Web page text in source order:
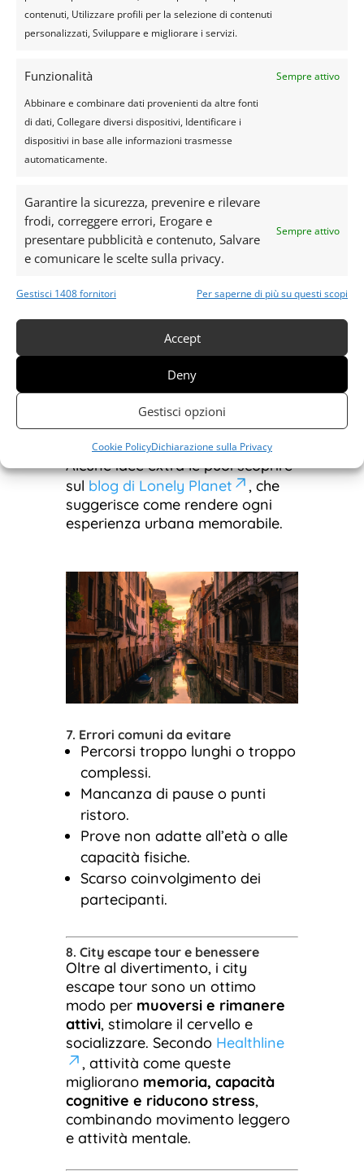
contenuti, Utilizzare profili per la selezione di contenuti
personalizzati, Sviluppare e migliorare i servizi.
Funzionalità
Sempre attivo
Abbinare e combinare dati provenienti da altre fonti
di dati, Collegare diversi dispositivi, Identificare i
dispositivi in base alle informazioni trasmesse
automaticamente.
Garantire la sicurezza, prevenire e rilevare
frodi, correggere errori, Erogare e
presentare pubblicità e contenuto, Salvare
e comunicare le scelte sulla privacy.
Sempre attivo
Gestisci 1408 fornitori Per saperne di più su questi scopi
Accept
Deny
Gestisci opzioni
Cookie PolicyDichiarazione sulla Privacy
Creano storytelling positivo e
contenuti condivisibili sui social.
Secondo uno studio
Turismo (UNWTO)
, il turismo
esperienziale incrementa la
permanenza media dei visitatori
nelle città del 30% e genera
attrazioni meno note.
6. Esperienze extra per rendere il
tour speciale
magliette, cappellini, kit gioco.
Fotografie e video professionali
o amatoriali.
brindisi, cene a tema.
Condivisione sui social con
hashtag dedicati.
Alcune idee extra le puoi scoprire
sul blog di Lonely Planet
, che
suggerisce come rendere ogni
esperienza urbana memorabile.
7. Errori comuni da evitare
Percorsi troppo lunghi o troppo
complessi.
Mancanza di pause o punti
ristoro.
Prove non adatte all’età o alle
capacità fisiche.
Scarso coinvolgimento dei
partecipanti.
8. City escape tour e benessere
Oltre al divertimento, i city
escape tour sono un ottimo
modo per muoversi e rimanere
attivi, stimolare il cervello e
socializzare. Secondo Healthline
, attività come queste
migliorano memoria, capacità
cognitive e riducono stress,
combinando movimento leggero
e attività mentale.